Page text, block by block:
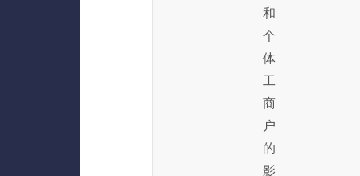
和
个
体
工
商
户
的
影